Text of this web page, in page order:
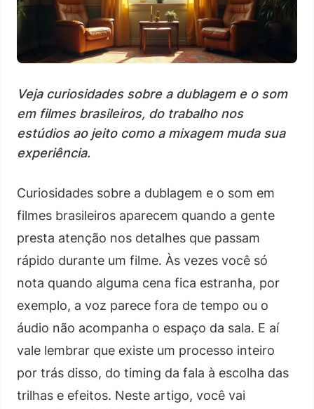
Veja curiosidades sobre a dublagem e o som
em filmes brasileiros, do trabalho nos
estúdios ao jeito como a mixagem muda sua
experiência.
Curiosidades sobre a dublagem e o som em
filmes brasileiros aparecem quando a gente
presta atenção nos detalhes que passam
rápido durante um filme. Às vezes você só
nota quando alguma cena fica estranha, por
exemplo, a voz parece fora de tempo ou o
áudio não acompanha o espaço da sala. E aí
vale lembrar que existe um processo inteiro
por trás disso, do timing da fala à escolha das
trilhas e efeitos. Neste artigo, você vai